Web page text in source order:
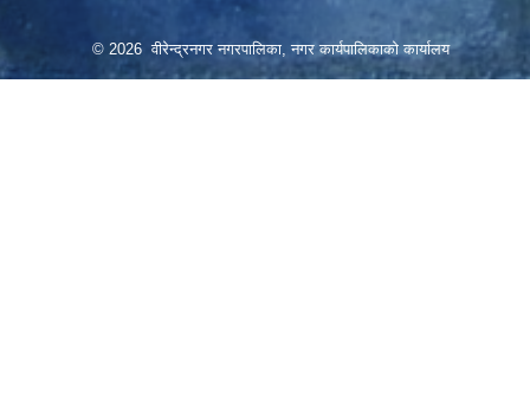
© 2026 वीरेन्द्रनगर नगरपालिका, नगर कार्यपालिकाको कार्यालय